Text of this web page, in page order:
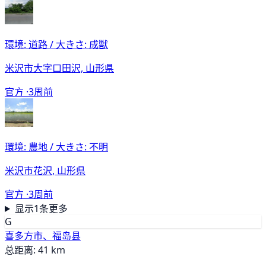
環境: 道路 / 大きさ: 成獣
米沢市大字口田沢, 山形県
官方 ·3周前
環境: 農地 / 大きさ: 不明
米沢市花沢, 山形県
官方 ·3周前
显示1条更多
G
喜多方市、福岛县
总距离: 41 km